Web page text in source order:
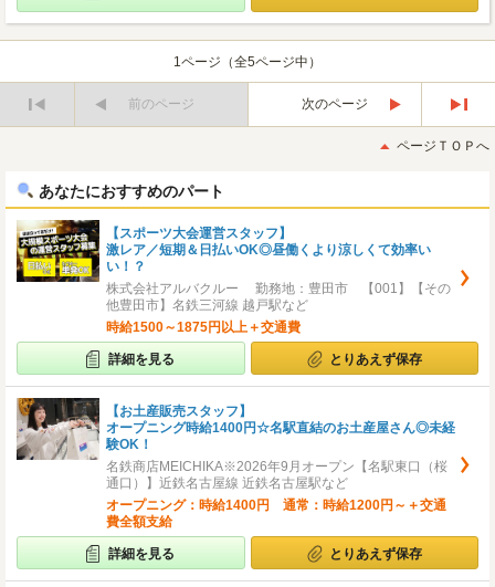
1ページ（全5ページ中）
前のページ
次のページ
後
ページＴＯＰへ
あなたにおすすめのパート
【スポーツ大会運営スタッフ】
激レア／短期＆日払いOK◎昼働くより涼しくて効率い
い！？
株式会社アルバクルー 勤務地：豊田市 【001】【その
他豊田市】名鉄三河線 越戸駅など
時給1500～1875円以上＋交通費
詳細を見る とりあえず保存
【お土産販売スタッフ】
オープニング時給1400円☆名駅直結のお土産屋さん◎未経
験OK！
名鉄商店MEICHIKA※2026年9月オープン【名駅東口（桜
通口）】近鉄名古屋線 近鉄名古屋駅など
オープニング：時給1400円 通常：時給1200円～＋交通
費全額支給
詳細を見る とりあえず保存